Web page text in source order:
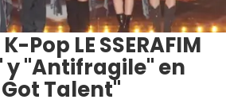
Pop LE SSERAFIM
y "Antifragile" en
Talent"